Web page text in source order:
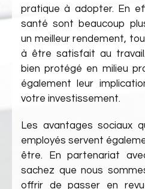
pratique à adopter. En
santé sont beaucoup
un meilleur rendement,
à être satisfait au
bien protégé en milieu
également leur
votre investissement.
Les avantages sociaux
employés servent
être. En partenariat
sachez que nous
offrir de passer en